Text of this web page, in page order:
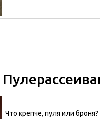
Что крепче, пуля или